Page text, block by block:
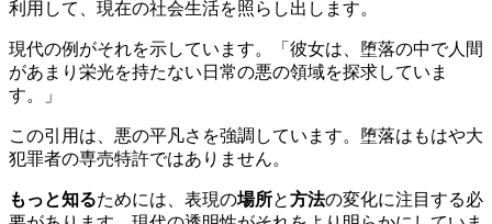
利用して、現在の社会生活を照らし出します。
現代の例がそれを示しています。「彼女は、堕落の中で人間
があまり栄光を持たない日常の悪の領域を探求していま
す。」
この引用は、悪の平凡さを強調しています。堕落はもはや大
犯罪者の専売特許ではありません。
もっと知るためには、表現の場所と方法の変化に注目する必